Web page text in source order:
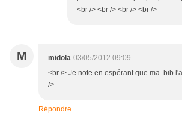
<br /> <br /> <br /> <br />
M midola 03/05/2012 09:09
<br /> Je note en espérant que ma bib
/>
Répondre